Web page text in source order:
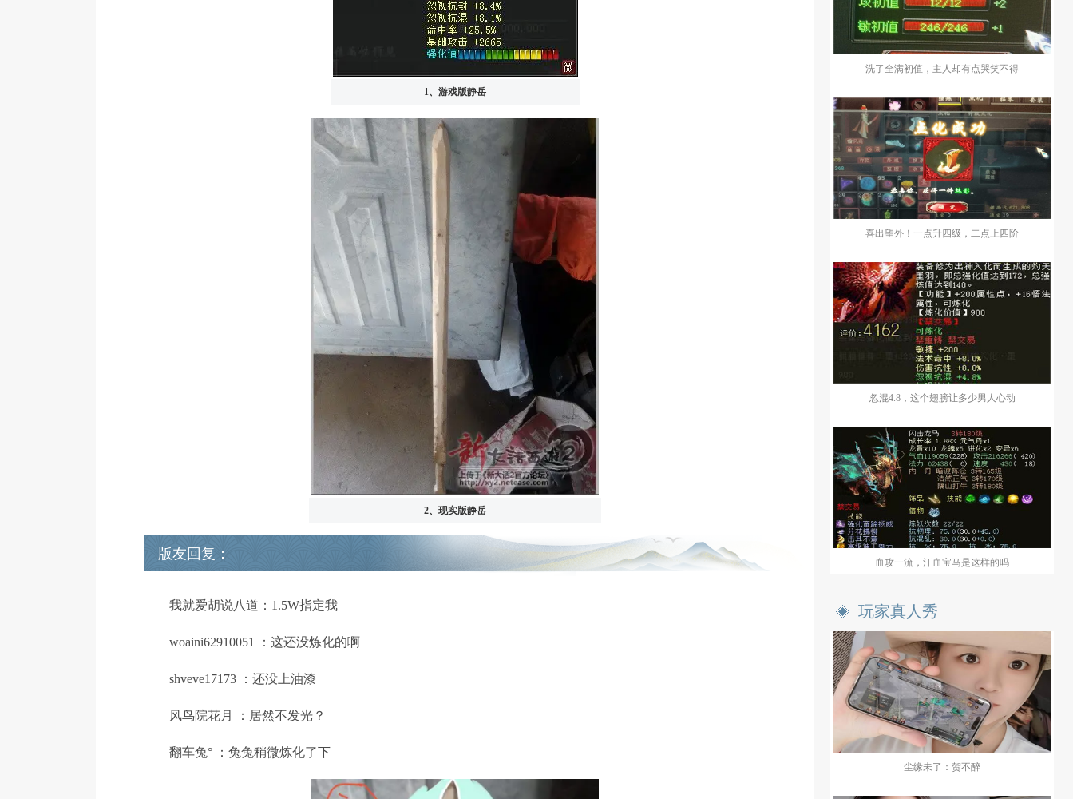
1、游戏版静岳
2、现实版静岳
版友回复：
我就爱胡说八道：1.5W指定我
woaini62910051 ：这还没炼化的啊
shveve17173 ：还没上油漆
风鸟院花月 ：居然不发光？
翻车兔° ：兔兔稍微炼化了下
洗了全满初值，主人却有点哭笑不得
喜出望外！一点升四级，二点上四阶
忽混4.8，这个翅膀让多少男人心动
血攻一流，汗血宝马是这样的吗
玩家真人秀
尘缘未了：贺不醉